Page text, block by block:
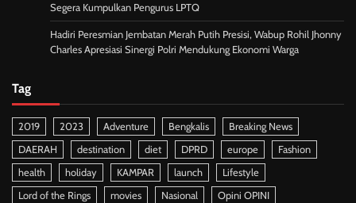
Segera Kumpulkan Pengurus LPTQ
Hadiri Peresmian Jembatan Merah Putih Presisi, Wabup Rohil Jhonny
Charles Apresiasi Sinergi Polri Mendukung Ekonomi Warga
Tag
2019 2023 Adventure Bengkalis
Breaking News
DAERAH
destination diet DPRD europe
Fashion
health
holiday KAMPAR launch
Lifestyle
Lord of the Rings
movies Nasional Opini OPINI